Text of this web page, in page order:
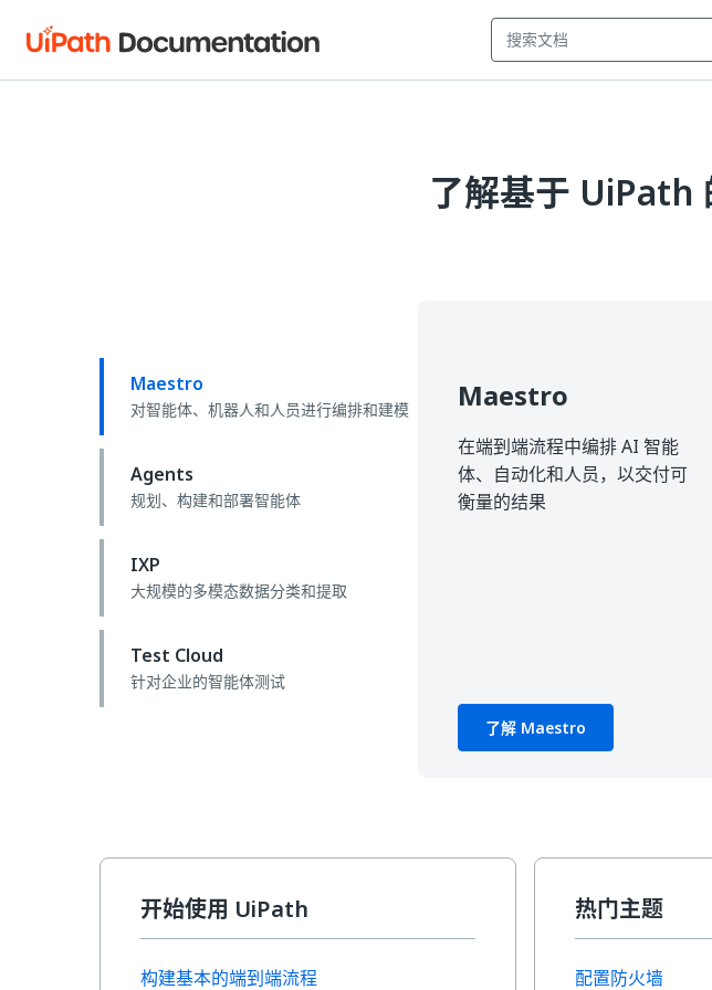
了解基于 UiPath
Maestro
对智能体、机器人和人员进行编排和建模
Agents
规划、构建和部署智能体
IXP
大规模的多模态数据分类和提取
Test Cloud
针对企业的智能体测试
Maestro
在端到端流程中编排 AI 智能
体、自动化和人员，以交付可
衡量的结果
了解 Maestro
开始使用 UiPath
构建基本的端到端流程
热门主题
配置防火墙